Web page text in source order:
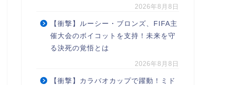
2026年8月8日
【衝撃】ルーシー・ブロンズ、FIFA主
催大会のボイコットを支持！未来を守
る決死の覚悟とは
2026年8月8日
【衝撃】カラバオカップで躍動！ミド